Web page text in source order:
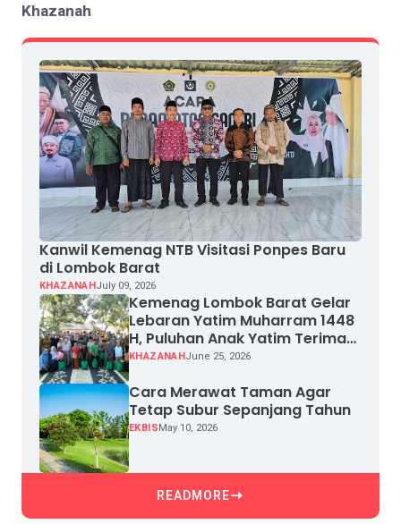
Khazanah
Kanwil Kemenag NTB Visitasi Ponpes Baru
di Lombok Barat
KHAZANAHJuly 09, 2026
Kemenag Lombok Barat Gelar
Lebaran Yatim Muharram 1448
H, Puluhan Anak Yatim Terima
Santunan
KHAZANAHJune 25, 2026
Cara Merawat Taman Agar
Tetap Subur Sepanjang Tahun
EKBISMay 10, 2026
READMORE